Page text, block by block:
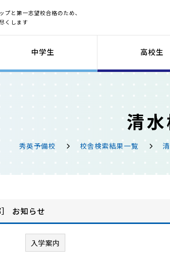
プと第一志望校合格のため、
くします
中学生 高校生
清水
秀英予備校 校舎検索結果一覧
お知らせ
入学案内